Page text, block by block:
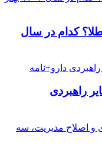
کدام در سال
راهبردی